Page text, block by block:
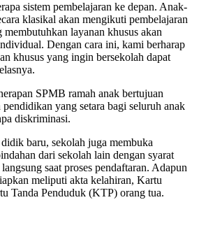
sistem pembelajaran ke depan. Anak-
klasikal akan mengikuti pembelajaran
membutuhkan layanan khusus akan
Dengan cara ini, kami berharap
khusus yang ingin bersekolah dapat
SPMB ramah anak bertujuan
yang setara bagi seluruh anak
diskriminasi.
baru, sekolah juga membuka
dari sekolah lain dengan syarat
saat proses pendaftaran. Adapun
meliputi akta kelahiran, Kartu
Tanda Penduduk (KTP) orang tua.